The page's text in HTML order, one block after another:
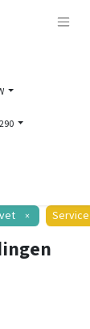
× Service